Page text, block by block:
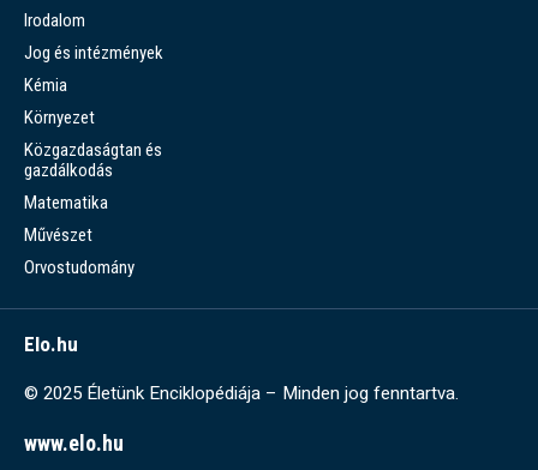
Irodalom
Jog és intézmények
Kémia
Környezet
Közgazdaságtan és
gazdálkodás
Matematika
Művészet
Orvostudomány
Elo.hu
© 2025 Életünk Enciklopédiája – Minden jog fenntartva.
www.elo.hu